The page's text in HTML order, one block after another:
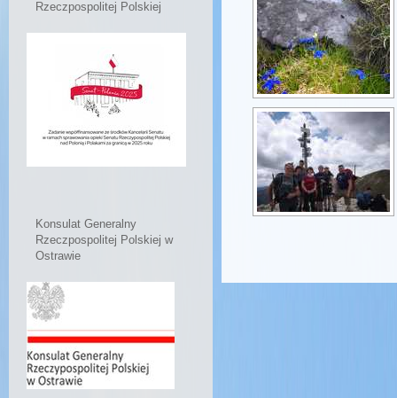
Rzeczpospolitej Polskiej
Konsulat Generalny
Rzeczpospolitej Polskiej w
Ostrawie